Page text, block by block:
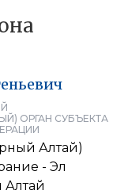
ОРГАН СУБЪЕКТА
Алтай)
- Эл
Алтай